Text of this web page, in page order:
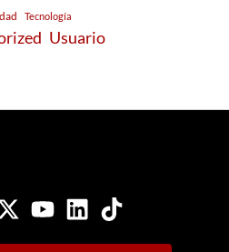
Tecnología
Usuario